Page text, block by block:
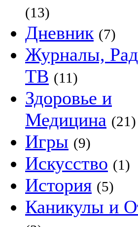
(13)
Дневник (7)
Журналы,
ТВ (11)
Здоровье и
Медицина (21)
Игры (9)
Искусство (1)
История (5)
Каникулы и